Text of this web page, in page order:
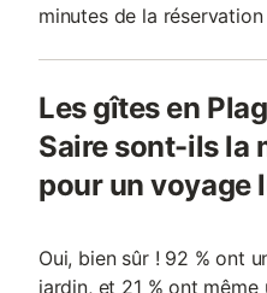
minutes de la réservation
Les gîtes en
Saire sont-ils la
pour un voyage
Oui, bien sûr ! 92 % ont
jardin, et 21 % ont même